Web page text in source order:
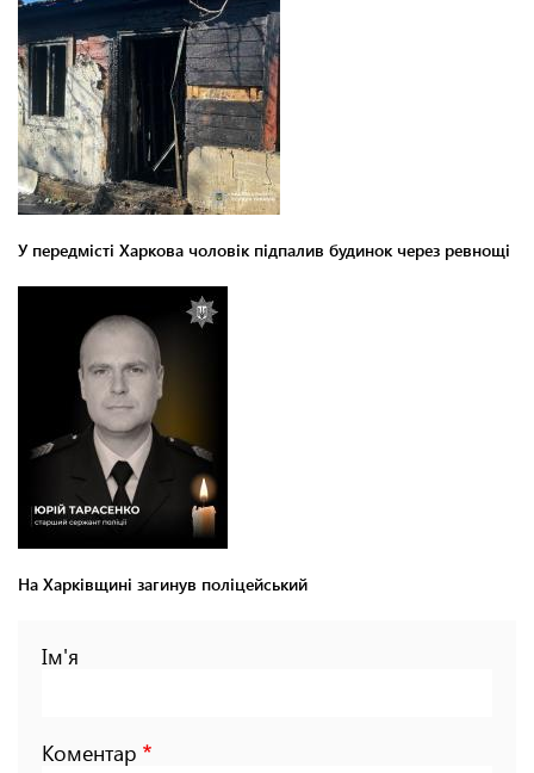
У передмісті Харкова чоловік підпалив будинок через ревнощі
На Харківщині загинув поліцейський
Ім'я
Коментар